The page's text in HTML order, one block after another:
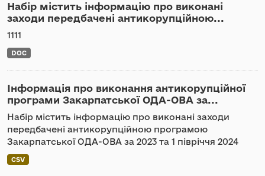
Набір містить інформацію про виконані
заходи передбачені антикорупційною...
1111
DOC
Інформація про виконання антикорупційної
програми Закарпатської ОДА-ОВА за...
Набір містить інформацію про виконані заходи
передбачені антикорупційною програмою
Закарпатської ОДА-ОВА за 2023 та 1 півріччя 2024
CSV